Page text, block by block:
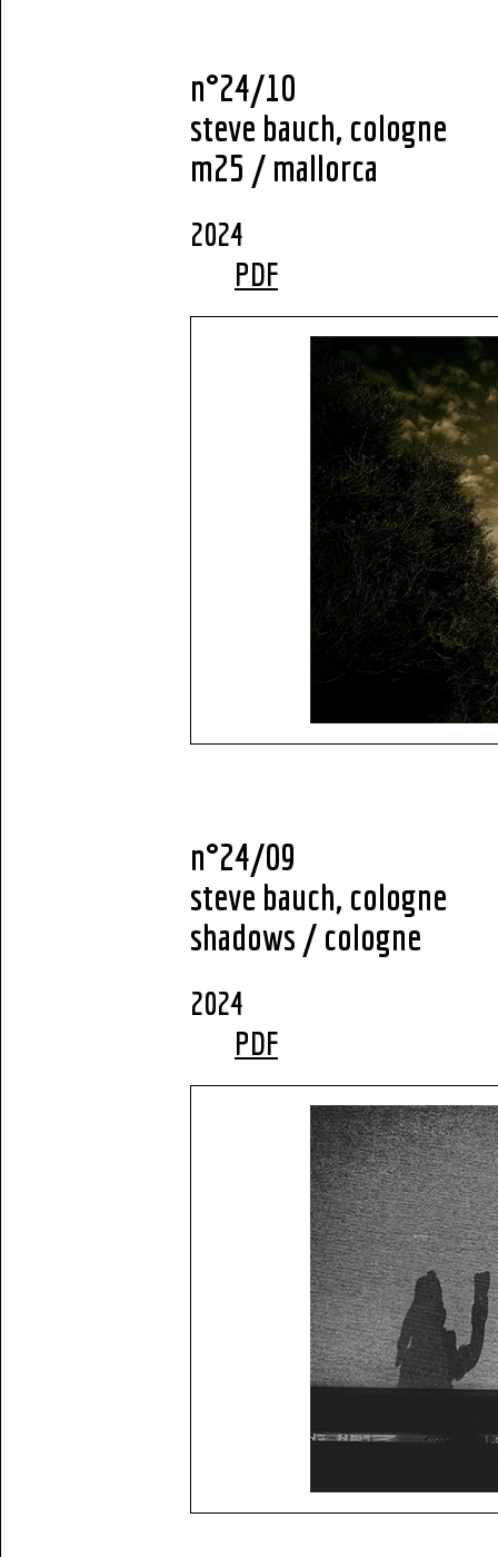
n°24/10
steve bauch, cologne
m25 / mallorca
PDF
n°24/09
steve bauch, cologne
shadows / cologne
PDF